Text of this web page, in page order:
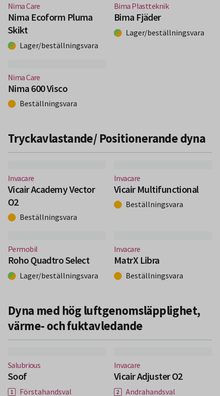
Nima Care
Nima Ecoform Pluma
Skikt
(Nytt fönster)
Lager/beställningsvara
Bima Plastteknik
Bima Fjäder
(Nytt fönster)
Lager/beställningsvara
Nima Care
Nima 600 Visco
(Nytt fönster)
Beställningsvara
Tryckavlastande/ Positionerande dyna
Invacare
Vicair Academy Vector
O2
(Nytt fönster)
Beställningsvara
Invacare
Vicair Multifunctional
(Nytt fönster)
Beställningsvara
Permobil
Roho Quadtro Select
(Nytt fönster)
Lager/beställningsvara
Invacare
MatrX Libra
(Nytt fönster)
Beställningsvara
Dyna med hög luftgenomsläpplighet,
värme- och fuktavledande
Salubrious
Soof
(Nytt fönster)
Förstahandsval
Invacare
Vicair Adjuster O2
(Nytt fönster)
Andrahandsval